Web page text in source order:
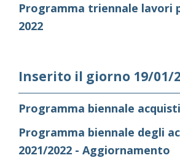
Programma triennale lavori
2022
Inserito il giorno 19/01/
Programma biennale acquisti
Programma biennale degli
2021/2022 - Aggiornamento